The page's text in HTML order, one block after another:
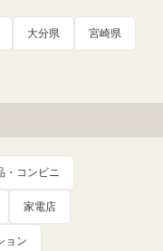
大分県 宮崎県
・コンビニ
家電店
ョン